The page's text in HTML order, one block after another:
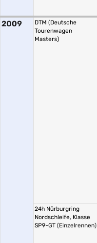
2009
DTM (Deutsche
Tourenwagen
Masters)
24h Nürburgring
Nordschleife, Klasse
SP9-GT (Einzelrennen)